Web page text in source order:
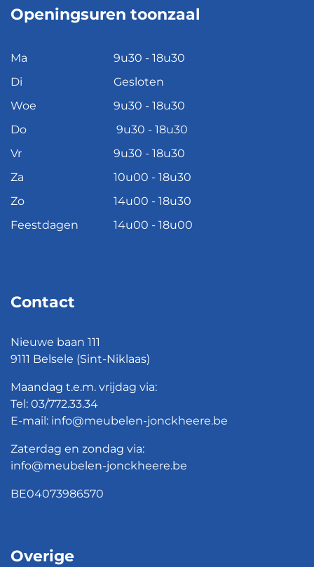
Openingsuren toonzaal
Ma
9u30 - 18u30
Di
Gesloten
Woe
9u30 - 18u30
Do
9u30 - 18u30
Vr
9u30 - 18u30
Za
10u00 - 18u30
Zo
14u00 - 18u30
Feestdagen
14u00 - 18u00
Contact
Nieuwe baan 111
9111 Belsele (Sint-Niklaas)
Maandag t.e.m. vrijdag via:
Tel: 03/772.33.34
E-mail: info@meubelen-jonckheere.be
Zaterdag en zondag via:
info@meubelen-jonckheere.be
BE04073986570
Overige